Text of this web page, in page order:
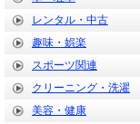
レンタル・中古
趣味・娯楽
スポーツ関連
クリーニング・洗濯
美容・健康